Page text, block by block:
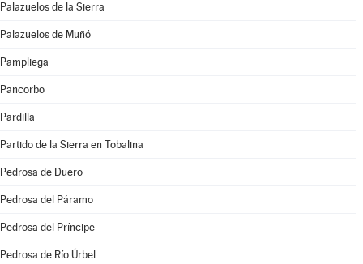
Palazuelos de la Sierra
Palazuelos de Muñó
Pampliega
Pancorbo
Pardilla
Partido de la Sierra en Tobalina
Pedrosa de Duero
Pedrosa del Páramo
Pedrosa del Príncipe
Pedrosa de Río Úrbel